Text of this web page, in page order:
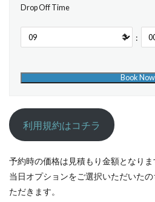
Drop Off Time
:
利用規約はコチラ
予約時の価格は見積もり金額となりま
当日オプションをご選択いただいた
ただきます。